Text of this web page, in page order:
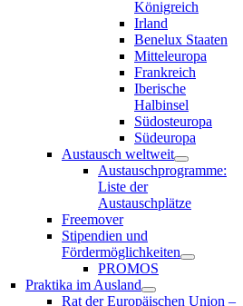
Königreich
Irland
Benelux Staaten
Mitteleuropa
Frankreich
Iberische
Halbinsel
Südosteuropa
Südeuropa
Austausch weltweit
Austauschprogramme:
Liste der
Austauschplätze
Freemover
Stipendien und
Fördermöglichkeiten
PROMOS
Praktika im Ausland
Rat der Europäischen Union –